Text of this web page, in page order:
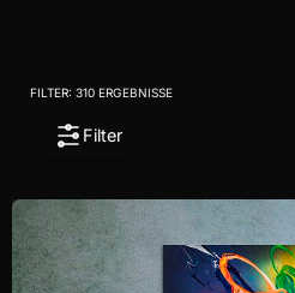
FILTER: 310 ERGEBNISSE
Filter